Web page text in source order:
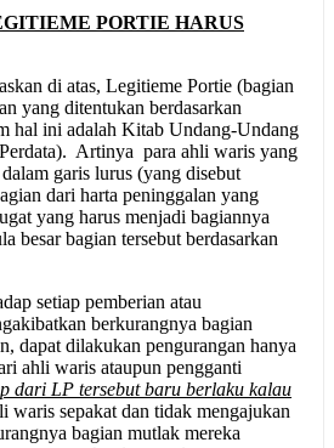
PORTIE HARUS
di atas, Legitieme Portie (bagian
yang ditentukan berdasarkan
hal ini adalah Kitab Undang-Undang
Artinya para ahli waris yang
garis lurus (yang disebut
dari harta peninggalan yang
yang harus menjadi bagiannya
besar bagian tersebut berdasarkan
setiap pemberian atau
berkurangnya bagian
dapat dilakukan pengurangan hanya
ahli waris ataupun pengganti
dari LP tersebut baru berlaku kalau
waris sepakat dan tidak mengajukan
bagian mutlak mereka